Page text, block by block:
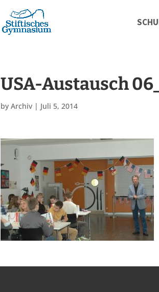
USA-Austausch
byArchiv | Juli 5, 2014